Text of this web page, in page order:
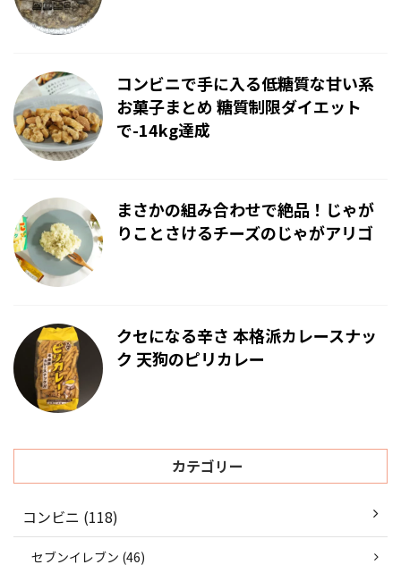
コンビニで手に入る低糖質な甘い系
お菓子まとめ 糖質制限ダイエット
で-14kg達成
まさかの組み合わせで絶品！じゃが
りことさけるチーズのじゃがアリゴ
クセになる辛さ 本格派カレースナッ
ク 天狗のピリカレー
カテゴリー
コンビニ (118)
セブンイレブン (46)